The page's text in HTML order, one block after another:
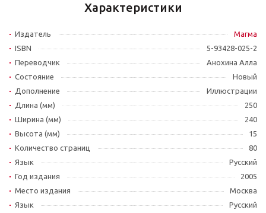
Характеристики
Издатель
Магма
ISBN
5-93428-025-2
Переводчик
Анохина Алла
Состояние
Новый
Дополнение
Иллюстрации
Длина (мм)
250
Ширина (мм)
240
Высота (мм)
15
Количество страниц
80
Язык
Русский
Год издания
2005
Место издания
Москва
Язык
Русский